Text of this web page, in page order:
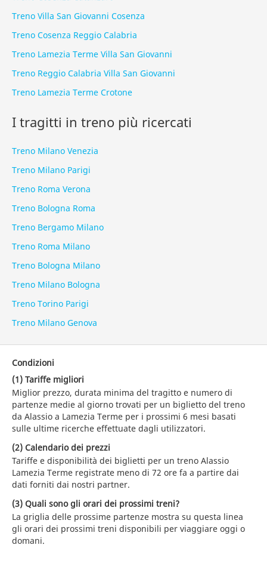
Treno Villa San Giovanni Cosenza
Treno Cosenza Reggio Calabria
Treno Lamezia Terme Villa San Giovanni
Treno Reggio Calabria Villa San Giovanni
Treno Lamezia Terme Crotone
I tragitti in treno più ricercati
Treno Milano Venezia
Treno Milano Parigi
Treno Roma Verona
Treno Bologna Roma
Treno Bergamo Milano
Treno Roma Milano
Treno Bologna Milano
Treno Milano Bologna
Treno Torino Parigi
Treno Milano Genova
Condizioni
(1) Tariffe migliori
Miglior prezzo, durata minima del tragitto e numero di
partenze medie al giorno trovati per un biglietto del treno
da Alassio a Lamezia Terme per i prossimi 6 mesi basati
sulle ultime ricerche effettuate dagli utilizzatori.
(2) Calendario dei prezzi
Tariffe e disponibilità dei biglietti per un treno Alassio
Lamezia Terme registrate meno di 72 ore fa a partire dai
dati forniti dai nostri partner.
(3) Quali sono gli orari dei prossimi treni?
La griglia delle prossime partenze mostra su questa linea
gli orari dei prossimi treni disponibili per viaggiare oggi o
domani.